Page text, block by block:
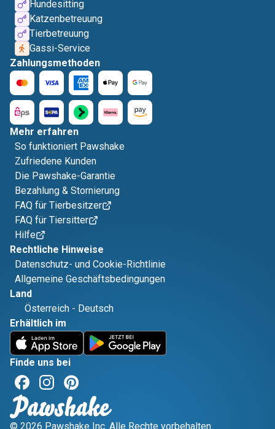
Hundesitting
Katzenbetreuung
Tierbetreuung
Gassi-Service
Zahlungsmethoden
Mehr erfahren
So funktioniert Pawshake
Zufriedene Kunden
Die Pawshake-Garantie
Bezahlung & Stornierung
FAQ für Tierbesitzer
FAQ für Tiersitter
Hilfe
Rechtliche Hinweise
Datenschutz- und Cookie-Richtlinie
Allgemeine Geschäftsbedingungen
Land
Österreich - Deutsch
Erhältlich im
Finde uns bei
© 2026 Pawshake Inc. Alle Rechte vorbehalten.